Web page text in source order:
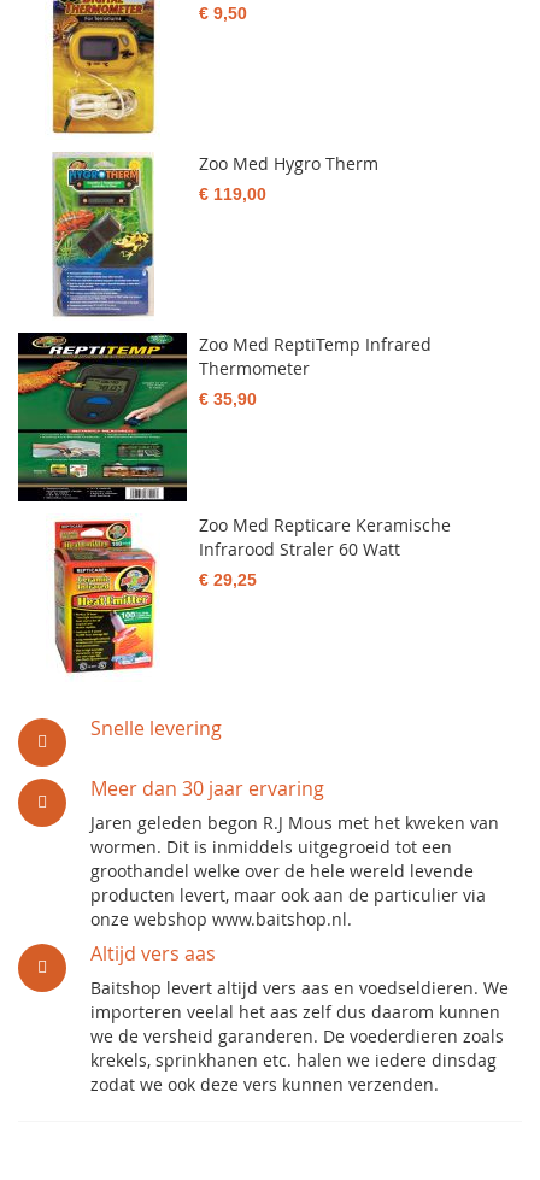
Snelle levering
Meer dan 30 jaar ervaring
Jaren geleden begon R.J Mous met het kweken van
wormen. Dit is inmiddels uitgegroeid tot een
groothandel welke over de hele wereld levende
producten levert, maar ook aan de particulier via
onze webshop www.baitshop.nl.
Altijd vers aas
Baitshop levert altijd vers aas en voedseldieren. We
importeren veelal het aas zelf dus daarom kunnen
we de versheid garanderen. De voederdieren zoals
krekels, sprinkhanen etc. halen we iedere dinsdag
zodat we ook deze vers kunnen verzenden.
€ 9,50
Zoo Med Hygro Therm
€ 119,00
Zoo Med ReptiTemp Infrared
Thermometer
€ 35,90
Zoo Med Repticare Keramische
Infrarood Straler 60 Watt
€ 29,25